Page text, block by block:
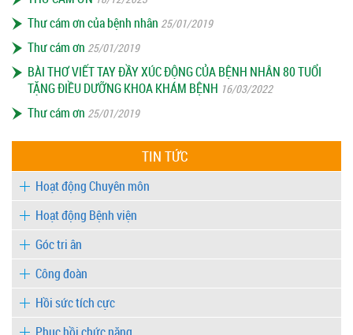
Thư cám ơn của bệnh nhân 25/01/2019
Thư cám ơn 25/01/2019
BÀI THƠ VIẾT TAY ĐẦY XÚC ĐỘNG CỦA BỆNH NHÂN 80 TUỔI
TẶNG ĐIỀU DƯỠNG KHOA KHÁM BỆNH 16/03/2022
Thư cám ơn 25/01/2019
TIN TỨC
Hoạt động Chuyên môn
Hoạt động Bệnh viện
Góc tri ân
Công đoàn
Hồi sức tích cực